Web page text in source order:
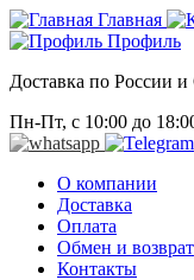
Главная
Профиль
Доставка по России
Пн-Пт, с 10:00 до
О компании
Доставка
Оплата
Обмен и возврат
Контакты